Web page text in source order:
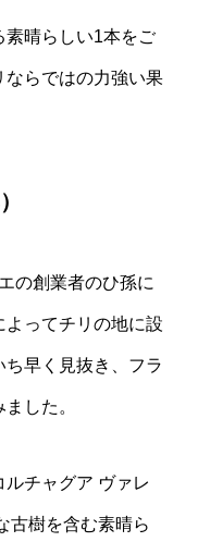
素晴らしい1本をご
ならではの力強い果
の創業者のひ孫に
ってチリの地に設
早く見抜き、フラ
した。
チャグア ヴァレ
古樹を含む素晴ら